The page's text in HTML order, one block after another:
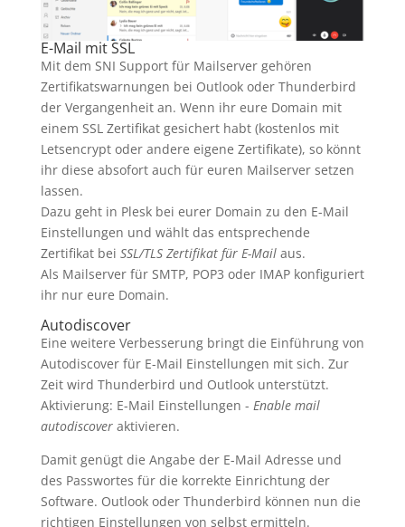
E-Mail mit SSL
Mit dem SNI Support für Mailserver gehören
Zertifikatswarnungen bei Outlook oder Thunderbird
der Vergangenheit an. Wenn ihr eure Domain mit
einem SSL Zertifikat gesichert habt (kostenlos mit
Letsencrypt oder andere eigene Zertifikate), so könnt
ihr diese absofort auch für euren Mailserver setzen
lassen.
Dazu geht in Plesk bei eurer Domain zu den E-Mail
Einstellungen und wählt das entsprechende
Zertifikat bei SSL/TLS Zertifikat für E-Mailaus.
Als Mailserver für SMTP, POP3 oder IMAP konfiguriert
ihr nur eure Domain.
Autodiscover
Eine weitere Verbesserung bringt die Einführung von
Autodiscover für E-Mail Einstellungen mit sich. Zur
Zeit wird Thunderbird und Outlook unterstützt.
Aktivierung: E-Mail Einstellungen - Enable mail
autodiscoveraktivieren.
Damit genügt die Angabe der E-Mail Adresse und
des Passwortes für die korrekte Einrichtung der
Software. Outlook oder Thunderbird können nun die
richtigen Einstellungen von selbst ermitteln.